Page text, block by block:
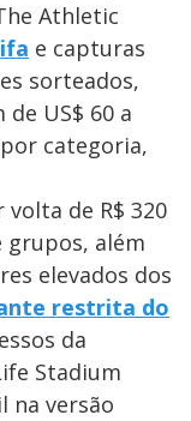
Athletic
e capturas
sorteados,
US$ 60 a
categoria,
de R$ 320
grupos, além
elevados dos
restrita do
da
Stadium
na versão